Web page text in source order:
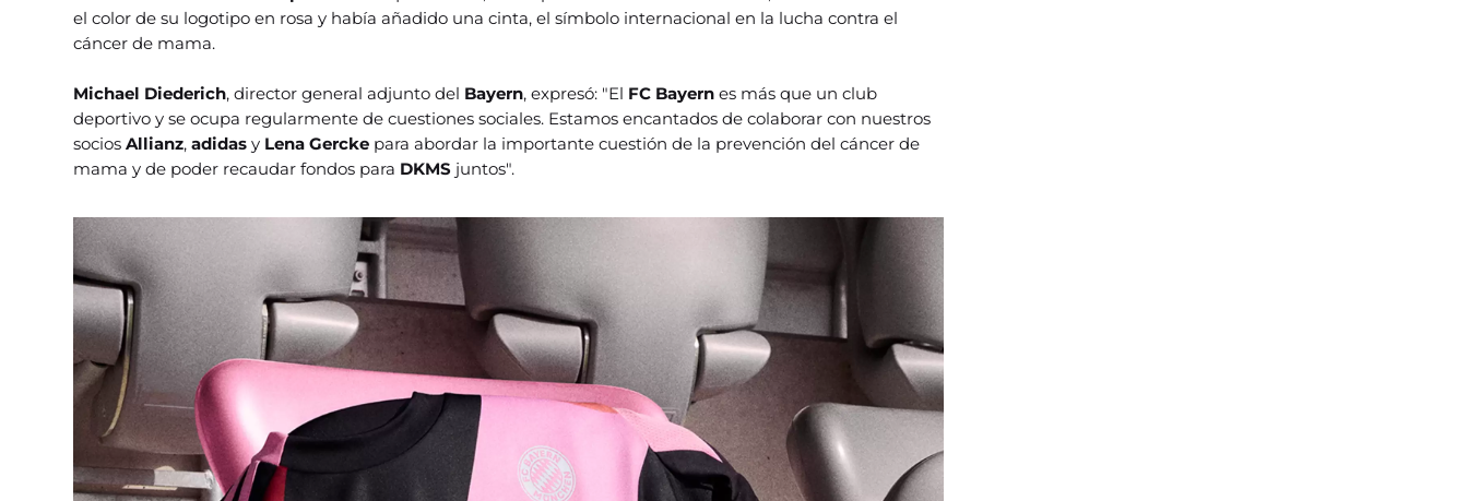
el color de su logotipo en rosa y había añadido una cinta, el símbolo internacional en la lucha contra el
cáncer de mama.
Michael Diederich, director general adjunto del Bayern, expresó: "El FC Bayernes más que un club
deportivo y se ocupa regularmente de cuestiones sociales. Estamos encantados de colaborar con nuestros
sociosAllianz,adidasy Lena Gercke para abordar la importante cuestión de la prevención del cáncer de
mama y de poder recaudar fondos para DKMS juntos".